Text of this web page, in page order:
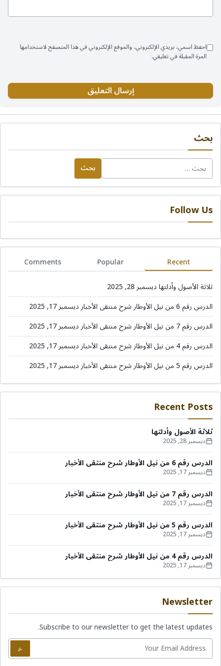
احفظ اسمي، بريدي الإلكتروني، والموقع الإلكتروني في هذا المتصفح لاستخدامها
المرة المقبلة في تعليقي.
بحث
البحث
عن:
Follow Us
Recent
Popular
Comments
ثلاثة الأصول وأدلتهاديسمبر 28, 2025
الدرس رقم 6 من نيل الأوطار شرح منتقى الأخبار
ديسمبر 17, 2025
الدرس رقم 7 من نيل الأوطار شرح منتقى الأخبار
ديسمبر 17, 2025
الدرس رقم 4 من نيل الأوطار شرح منتقى الأخبار
ديسمبر 17, 2025
الدرس رقم 5 من نيل الأوطار شرح منتقى الأخبار
ديسمبر 17, 2025
Recent Posts
ثلاثة الأصول وأدلتها
ديسمبر 28, 2025
الدرس رقم 6 من نيل الأوطار شرح منتقى الأخبار
ديسمبر 17, 2025
الدرس رقم 7 من نيل الأوطار شرح منتقى الأخبار
ديسمبر 17, 2025
الدرس رقم 5 من نيل الأوطار شرح منتقى الأخبار
ديسمبر 17, 2025
الدرس رقم 4 من نيل الأوطار شرح منتقى الأخبار
ديسمبر 17, 2025
Newsletter
Subscribe to our newsletter to get the latest updates.